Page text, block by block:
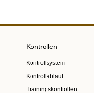
Kontrollen
Kontrollsystem
Kontrollablauf
Trainingskontrollen